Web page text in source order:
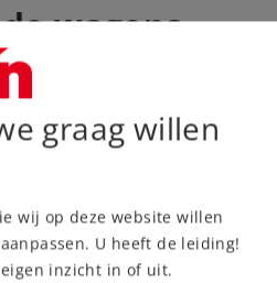
wagens
graag willen
wij op deze website willen
U heeft de leiding!
inzicht in of uit.